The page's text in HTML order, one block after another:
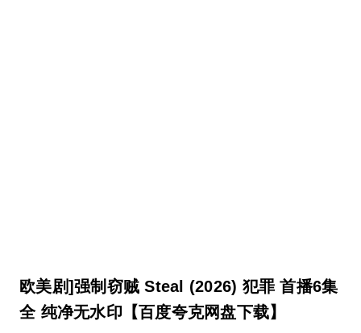
欧美剧]强制窃贼 Steal (2026) 犯罪 首播6集
全 纯净无水印【百度夸克网盘下载】